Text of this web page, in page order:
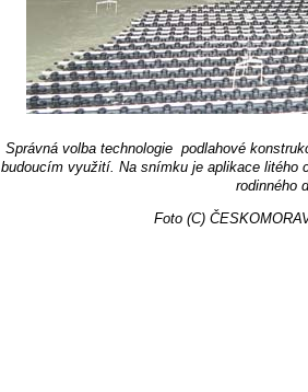
Správná volba technologie podlahové
budoucím využití. Na snímku je aplikace litého
rodinného
Foto (C)